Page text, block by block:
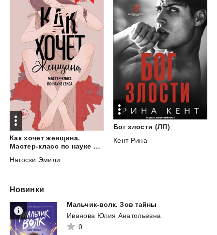
Как хочет женщина.
Мастер-класс по науке секса
Нагоски Эмили
Бог злости (ЛП)
Кент Рина
Новинки
Мальчик-волк. Зов тайны
Иванова Юлия Анатольевна
0